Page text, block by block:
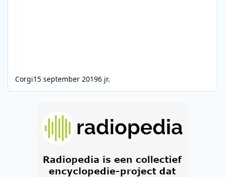
Corgi15 september 20196 jr.